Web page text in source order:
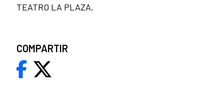
TEATRO LA PLAZA.
COMPARTIR